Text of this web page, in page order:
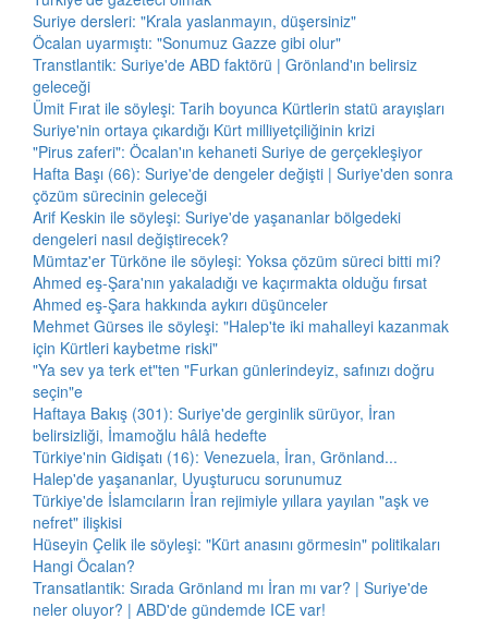
Suriye dersleri: "Krala yaslanmayın, düşersiniz"
Öcalan uyarmıştı: "Sonumuz Gazze gibi olur"
Transtlantik: Suriye'de ABD faktörü | Grönland'ın belirsiz
geleceği
Ümit Fırat ile söyleşi: Tarih boyunca Kürtlerin statü arayışları
Suriye'nin ortaya çıkardığı Kürt milliyetçiliğinin krizi
"Pirus zaferi": Öcalan'ın kehaneti Suriye de gerçekleşiyor
Hafta Başı (66): Suriye'de dengeler değişti | Suriye'den sonra
çözüm sürecinin geleceği
Arif Keskin ile söyleşi: Suriye'de yaşananlar bölgedeki
dengeleri nasıl değiştirecek?
Mümtaz'er Türköne ile söyleşi: Yoksa çözüm süreci bitti mi?
Ahmed eş-Şara'nın yakaladığı ve kaçırmakta olduğu fırsat
Ahmed eş-Şara hakkında aykırı düşünceler
Mehmet Gürses ile söyleşi: "Halep'te iki mahalleyi kazanmak
için Kürtleri kaybetme riski"
"Ya sev ya terk et"ten "Furkan günlerindeyiz, safınızı doğru
seçin"e
Haftaya Bakış (301): Suriye'de gerginlik sürüyor, İran
belirsizliği, İmamoğlu hâlâ hedefte
Türkiye'nin Gidişatı (16): Venezuela, İran, Grönland...
Halep'de yaşananlar, Uyuşturucu sorunumuz
Türkiye'de İslamcıların İran rejimiyle yıllara yayılan "aşk ve
nefret" ilişkisi
Hüseyin Çelik ile söyleşi: "Kürt anasını görmesin" politikaları
Hangi Öcalan?
Transatlantik: Sırada Grönland mı İran mı var? | Suriye'de
neler oluyor? | ABD'de gündemde ICE var!